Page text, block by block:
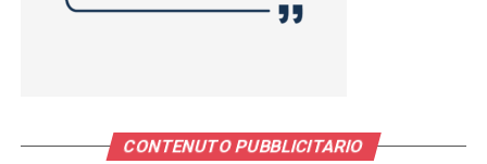
CONTENUTO PUBBLICITARIO